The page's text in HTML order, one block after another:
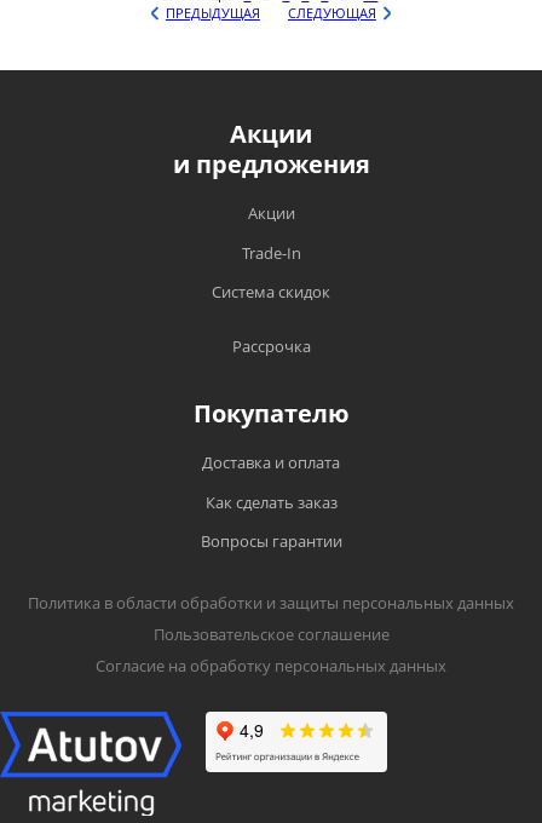
ПРЕДЫДУЩАЯ
СЛЕДУЮЩАЯ
Акции
и предложения
Акции
Trade-In
Система скидок
Рассрочка
Покупателю
Доставка и оплата
Как сделать заказ
Вопросы гарантии
Политика в области обработки и защиты персональных данных
Пользовательское соглашение
Согласие на обработку персональных данных